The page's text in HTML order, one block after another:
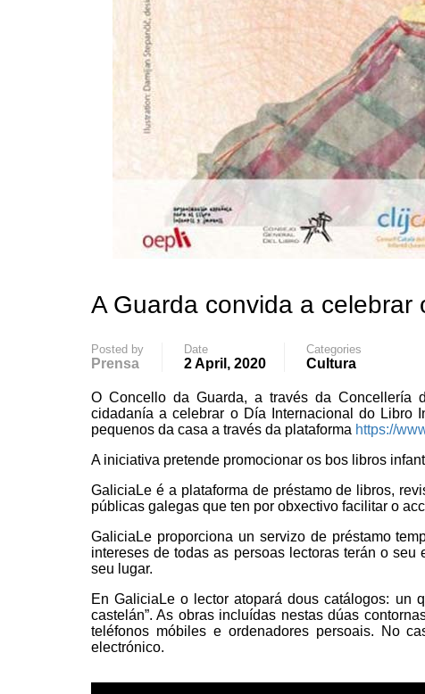
A Guarda convida a
Posted by
Prensa
Date
2 April, 2020
Categories
Cultura
O Concello da Guarda, a través da
cidadanía a celebrar o Día Internacional do Libro
pequenos da casa a través da plataforma https://
A iniciativa pretende promocionar os bos libros
GaliciaLe é a plataforma de préstamo de libros,
públicas galegas que ten por obxectivo facilitar o
GaliciaLe proporciona un servizo de préstamo
intereses de todas as persoas lectoras terán o
seu lugar.
En GaliciaLe o lector atopará dous catálogos: un
castelán”. As obras incluídas nestas dúas
teléfonos móbiles e ordenadores persoais. No
electrónico.